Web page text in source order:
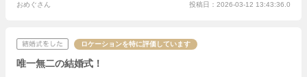
全員が様々なサポートをしてくださり、気持ちよく楽しく結ぶことができ
てきた！」と言っていただき、本当に多くのことを相談させていただいて
おめぐさん 投稿日：2026-03-12 13:43:36.0
ロケーションを特に評価しています
唯一無二の結婚式！